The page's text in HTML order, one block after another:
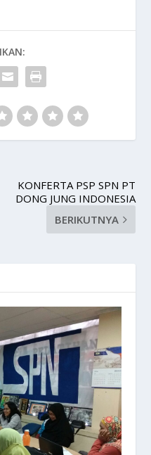
KONFERTA PSP SPN PT
DONG JUNG INDONESIA
BERIKUTNYA